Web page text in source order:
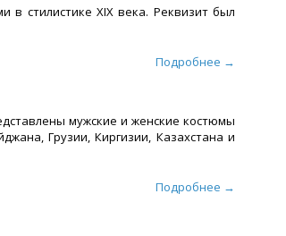
стилистике XIX века. Реквизит был
Подробнее →
мужские и женские костюмы
Грузии, Киргизии, Казахстана и
Подробнее →